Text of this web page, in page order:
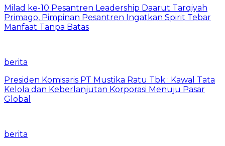
Milad ke-10 Pesantren Leadership Daarut Tarqiyah
Primago, Pimpinan Pesantren Ingatkan Spirit Tebar
Manfaat Tanpa Batas
berita
Presiden Komisaris PT Mustika Ratu Tbk : Kawal Tata
Kelola dan Keberlanjutan Korporasi Menuju Pasar
Global
berita